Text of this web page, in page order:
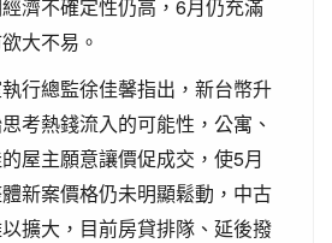
濟不確定性仍高，6月仍充滿
大不易。
行總監徐佳馨指出，新台幣升
考熱錢流入的可能性，公寓、
屋主願意讓價促成交，使5月
新案價格仍未明顯鬆動，中古
擴大，目前房貸排隊、延後撥